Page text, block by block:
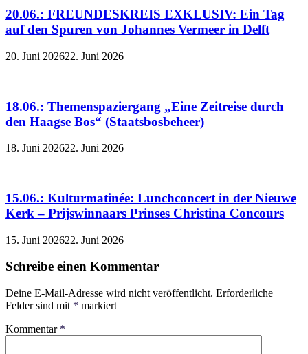
20.06.: FREUNDESKREIS EXKLUSIV: Ein Tag
auf den Spuren von Johannes Vermeer in Delft
20. Juni 202622. Juni 2026
18.06.: Themenspaziergang „Eine Zeitreise durch
den Haagse Bos“ (Staatsbosbeheer)
18. Juni 202622. Juni 2026
15.06.: Kulturmatinée: Lunchconcert in der Nieuwe
Kerk – Prijswinnaars Prinses Christina Concours
15. Juni 202622. Juni 2026
Schreibe einen Kommentar
Deine E-Mail-Adresse wird nicht veröffentlicht. Erforderliche
Felder sind mit * markiert
Kommentar *